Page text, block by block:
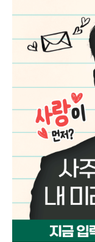
궁합
택일
꿈해몽
수리사주